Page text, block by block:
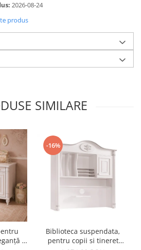
2026-08-24
produs
SIMILARE
și
-16%
Biblioteca suspendata,
pentru copii si tineret